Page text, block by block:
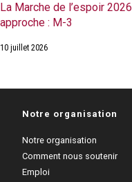
La Marche de l’espoir 2026
approche : M-3
10 juillet 2026
Notre organisation
Notre organisation
Comment nous soutenir
Emploi